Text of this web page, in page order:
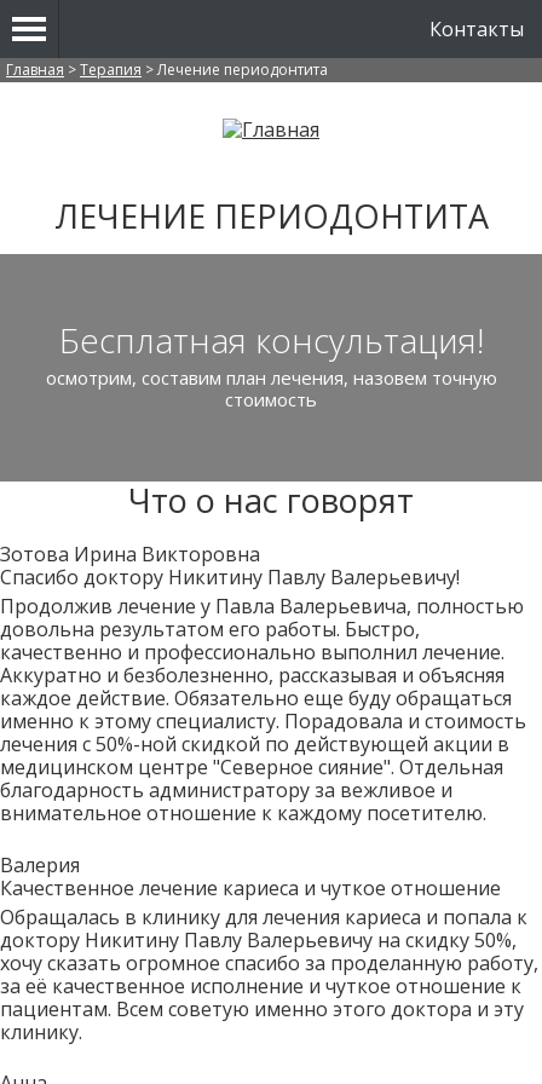
Контакты
Вы здесь
Главная >Терапия >Лечение периодонтита
ЛЕЧЕНИЕ ПЕРИОДОНТИТА
Бесплатная консультация!
осмотрим, составим план лечения, назовем точную
стоимость
Что о нас говорят
Зотова Ирина Викторовна
Спасибо доктору Никитину Павлу Валерьевичу!
Продолжив лечение у Павла Валерьевича, полностью
довольна результатом его работы. Быстро,
качественно и профессионально выполнил лечение.
Аккуратно и безболезненно, рассказывая и объясняя
каждое действие. Обязательно еще буду обращаться
именно к этому специалисту. Порадовала и стоимость
лечения с 50%-ной скидкой по действующей акции в
медицинском центре "Северное сияние". Отдельная
благодарность администратору за вежливое и
внимательное отношение к каждому посетителю.
Валерия
Качественное лечение кариеса и чуткое отношение
Обращалась в клинику для лечения кариеса и попала к
доктору Никитину Павлу Валерьевичу на скидку 50%,
хочу сказать огромное спасибо за проделанную работу,
за её качественное исполнение и чуткое отношение к
пациентам. Всем советую именно этого доктора и эту
клинику.